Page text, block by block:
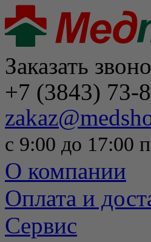
Заказать
+7 (3843) 73-
с 9:00 до 17:00
О компании
Оплата и
Сервис